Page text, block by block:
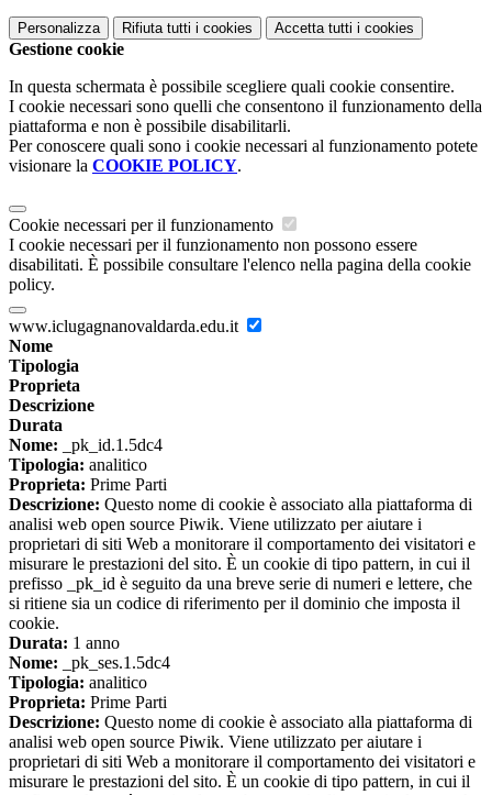
Personalizza Rifiuta tutti i cookies Accetta tutti i cookies
Gestione cookie
In questa schermata è possibile scegliere quali cookie consentire.
I cookie necessari sono quelli che consentono il funzionamento della
piattaforma e non è possibile disabilitarli.
Per conoscere quali sono i cookie necessari al funzionamento potete
visionare la COOKIE POLICY.
Cookie necessari per il funzionamento
I cookie necessari per il funzionamento non possono essere
disabilitati. È possibile consultare l'elenco nella pagina della cookie
policy.
www.iclugagnanovaldarda.edu.it
Nome
Tipologia
Proprieta
Descrizione
Durata
Nome: _pk_id.1.5dc4
Tipologia: analitico
Proprieta: Prime Parti
Descrizione: Questo nome di cookie è associato alla piattaforma di
analisi web open source Piwik. Viene utilizzato per aiutare i
proprietari di siti Web a monitorare il comportamento dei visitatori e
misurare le prestazioni del sito. È un cookie di tipo pattern, in cui il
prefisso _pk_id è seguito da una breve serie di numeri e lettere, che
si ritiene sia un codice di riferimento per il dominio che imposta il
cookie.
Durata: 1 anno
Nome: _pk_ses.1.5dc4
Tipologia: analitico
Proprieta: Prime Parti
Descrizione: Questo nome di cookie è associato alla piattaforma di
analisi web open source Piwik. Viene utilizzato per aiutare i
proprietari di siti Web a monitorare il comportamento dei visitatori e
misurare le prestazioni del sito. È un cookie di tipo pattern, in cui il